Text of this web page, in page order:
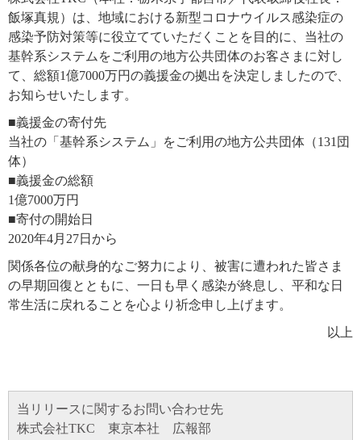
飯塚真規）は、地域における新型コロナウイルス感染症の
感染予防対策等に役立てていただくことを目的に、当社の
基幹系システムをご利用の地方公共団体のお客さまに対し
て、総額1億7000万円の義援金の拠出を決定しましたので、
お知らせいたします。
■義援金の寄付先
当社の「基幹系システム」をご利用の地方公共団体（131団
体）
■義援金の総額
1億7000万円
■寄付の開始日
2020年4月27日から
関係各位の献身的なご努力により、被害に遭われた皆さま
の早期回復とともに、一日も早く感染が終息し、平和な日
常生活に戻れることを心より祈念申し上げます。
以上
当リリースに関するお問い合わせ先
株式会社TKC 東京本社 広報部